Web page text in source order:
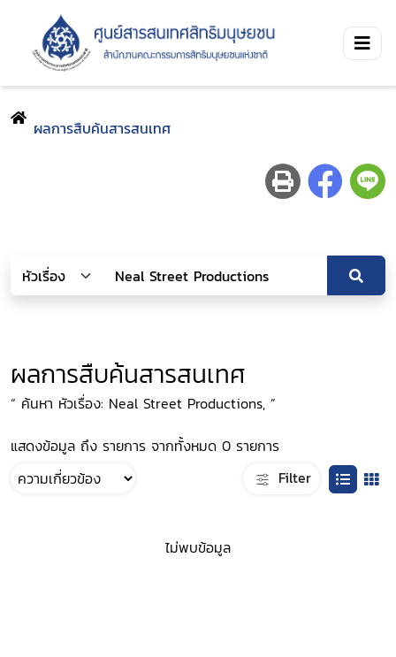
ผลการสืบค้นสารสนเทศ
ผลการสืบค้นสารสนเทศ
“ ค้นหา หัวเรื่อง: Neal Street Productions, ”
แสดงข้อมูล ถึง รายการ จากทั้งหมด 0 รายการ
Filter
ไม่พบข้อมูล